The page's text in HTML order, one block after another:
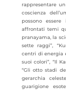
rappresentare
coscienza
possono
affrontati temi
pranayama, la
sette raggi”,
centri di energia
suoi colori”, “Il
“Gli otto stadi
gerarchia
guarigione